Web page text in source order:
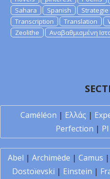
Sahara
Spanish Strategie
Transcription
Translation
Zeolithe
Αναβαθμισμένη
Caméléon | Ελλάς |
Perfection | PI
Abel | Archimède | Camus |
Dostoïevski | Einstein |